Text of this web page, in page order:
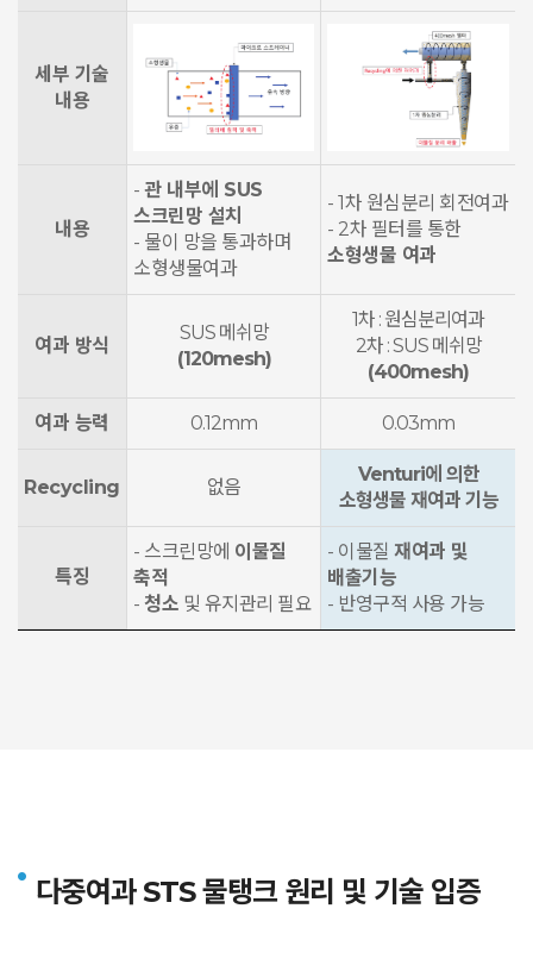
세부 기술
내용
내용
- 관 내부에 SUS
스크린망 설치
- 물이 망을 통과하며
소형생물여과
- 1차 원심분리 회전여과
- 2차 필터를 통한
소형생물 여과
여과 방식
SUS 메쉬망
(120mesh)
1차 : 원심분리여과
2차 : SUS 메쉬망
(400mesh)
여과 능력 0.12mm 0.03mm
Recycling 없음
Venturi에 의한
소형생물 재여과 기능
특징
- 스크린망에 이물질
축적
- 청소 및 유지관리 필요
- 이물질 재여과 및
배출기능
- 반영구적 사용 가능
다중여과 STS 물탱크 원리 및 기술 입증